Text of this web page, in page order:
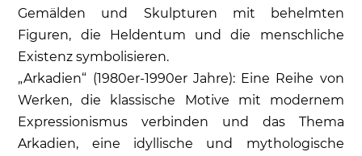
Gemälden und Skulpturen mit behelmten
Figuren, die Heldentum und die menschliche
Existenz symbolisieren.
„Arkadien“ (1980er-1990er Jahre): Eine Reihe von
Werken, die klassische Motive mit modernem
Expressionismus verbinden und das Thema
Arkadien, eine idyllische und mythologische